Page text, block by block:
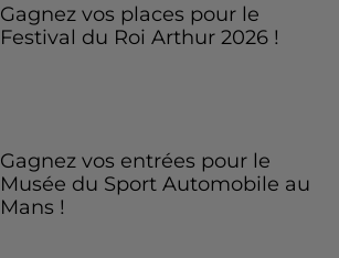
Gagnez vos places pour le
Festival du Roi Arthur 2026 !
Gagnez vos entrées pour le
Musée du Sport Automobile au
Mans !